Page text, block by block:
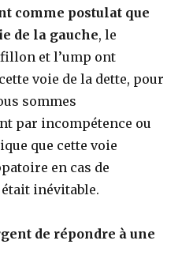
comme postulat que
de la gauche, le
et l’ump ont
voie de la dette, pour
sommes
par incompétence ou
que cette voie
en cas de
était inévitable.
de répondre à une